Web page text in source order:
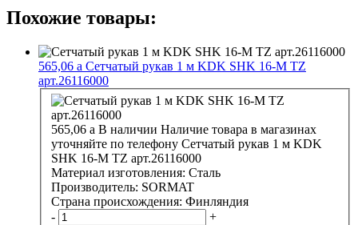
Похожие товары:
565,06 a Сетчатый рукав 1 м KDK SHK 16-M TZ
арт.26116000
565,06 a В наличии Наличие товара в магазинах
уточняйте по телефону Сетчатый рукав 1 м KDK
SHK 16-M TZ арт.26116000
Материал изготовления: Сталь
Производитель: SORMAT
Страна происхождения: Финляндия
-
+